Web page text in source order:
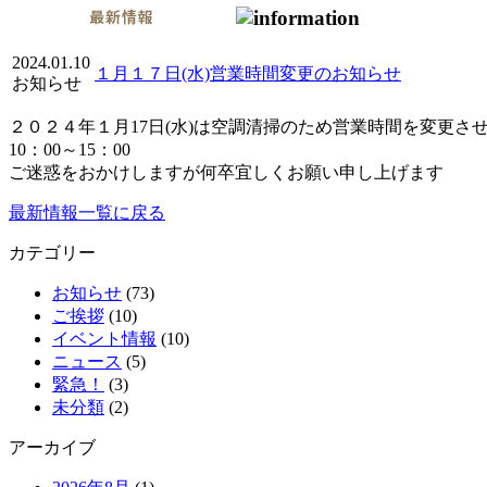
2024.01.10
お知らせ
１月１７日(水)営業時間変更のお知らせ
２０２４年１月17日(水)は空調清掃のため営業時間を変更さ
10：00～15：00
ご迷惑をおかけしますが何卒宜しくお願い申し上げます
最新情報一覧に戻る
カテゴリー
お知らせ (73)
ご挨拶 (10)
イベント情報 (10)
ニュース (5)
緊急！
(3)
未分類 (2)
アーカイブ